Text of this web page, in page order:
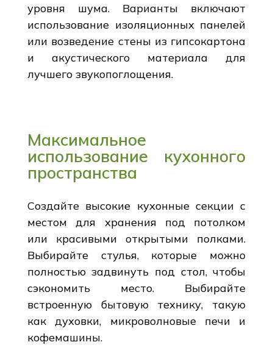
уровня шума. Варианты включают
использование изоляционных панелей
или возведение стены из гипсокартона
и акустического материала для
лучшего звукопоглощения.
Максимальное
использование кухонного
пространства
Создайте высокие кухонные секции с
местом для хранения под потолком
или красивыми открытыми полками.
Выбирайте стулья, которые можно
полностью задвинуть под стол, чтобы
сэкономить место. Выбирайте
встроенную бытовую технику, такую
как духовки, микроволновые печи и
кофемашины.